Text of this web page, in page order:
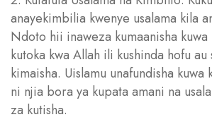
anayekimbilia kwenye usalama kila
Ndoto hii inaweza kumaanisha
kutoka kwa Allah ili kushinda hofu
kimaisha. Uislamu unafundisha kuwa
ni njia bora ya kupata amani na
za kutisha.